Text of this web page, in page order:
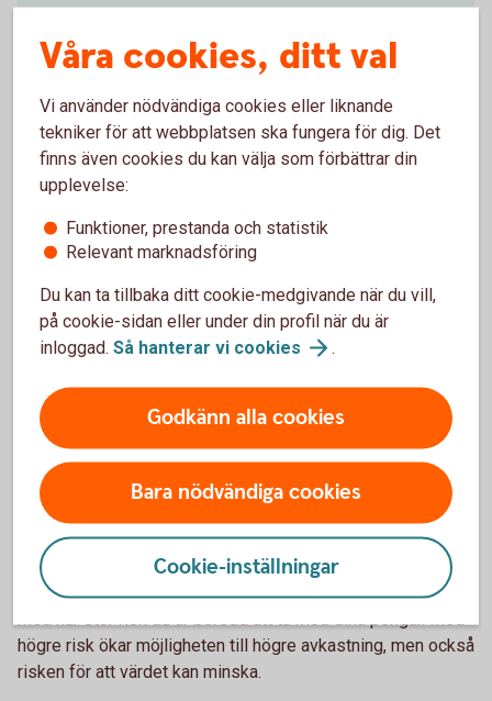
Investeringssparkonto (ISK)
ISK är en kontotyp där du enkelt kan spara i fonder,
aktier och andra värdepapper.
Så fungerarISK
Så får du pengar att växa
Genom att spara regelbundet, vara långsiktig och ta hänsyn
till avgifter kan även ett blygsamt men regelbundet
sparande med tiden växa till ett betydande belopp. Ju
tidigare du börjar spara desto bättre.
Vid långsiktigt sparande är det fördelaktigt att placera sitt
sparande i aktier eller fonder. Men här måste du vara noga
med hur stor risk du är beredd att ta med dina pengar. Med
högre risk ökar möjligheten till högre avkastning, men också
risken för att värdet kan minska.
Våra cookies, ditt val
Vi använder nödvändiga cookies eller liknande
tekniker för att webbplatsen ska fungera för dig. Det
finns även cookies du kan välja som förbättrar din
upplevelse:
Funktioner, prestanda och statistik
Relevant marknadsföring
Du kan ta tillbaka ditt cookie-medgivande när du vill,
på cookie-sidan eller under din profil när du är
inloggad. Så hanterar vi cookies .
Godkänn alla cookies
Bara nödvändiga cookies
Cookie-inställningar